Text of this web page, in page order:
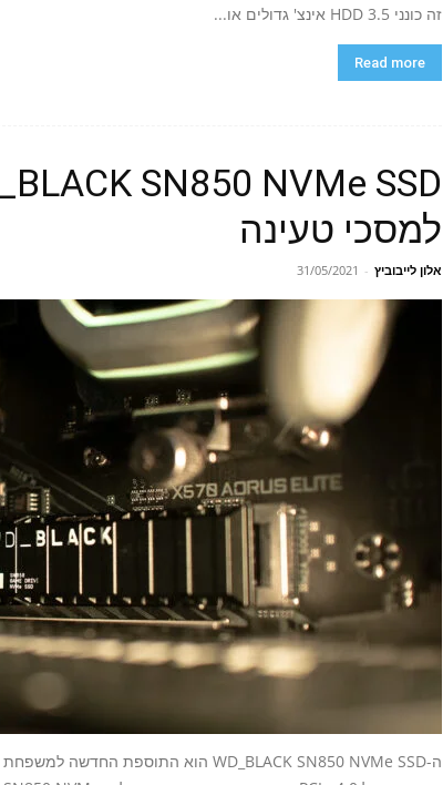
זה כונני HDD 3.5 אינצ' גדולים או...
Read more
למסכי טעינה
אלון לייבוביץ -
31/05/2021